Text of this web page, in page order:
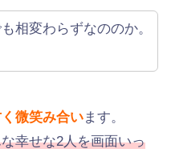
相変わらずなののか。
微笑み合います。
幸せな2人を画面いっ